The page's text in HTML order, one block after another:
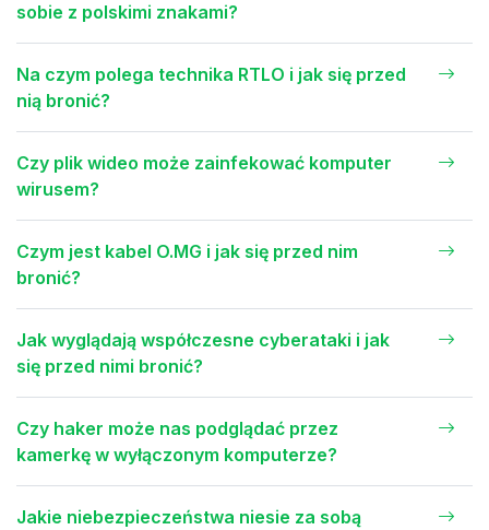
sobie z polskimi znakami?
Na czym polega technika RTLO i jak się przed
nią bronić?
Czy plik wideo może zainfekować komputer
wirusem?
Czym jest kabel O.MG i jak się przed nim
bronić?
Jak wyglądają współczesne cyberataki i jak
się przed nimi bronić?
Czy haker może nas podglądać przez
kamerkę w wyłączonym komputerze?
Jakie niebezpieczeństwa niesie za sobą